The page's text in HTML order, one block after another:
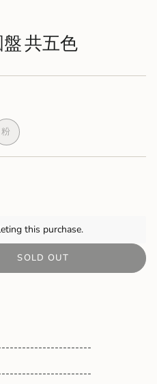
共五色
粉
VARIANT
SOLD
this purchase.
SOLD OUT